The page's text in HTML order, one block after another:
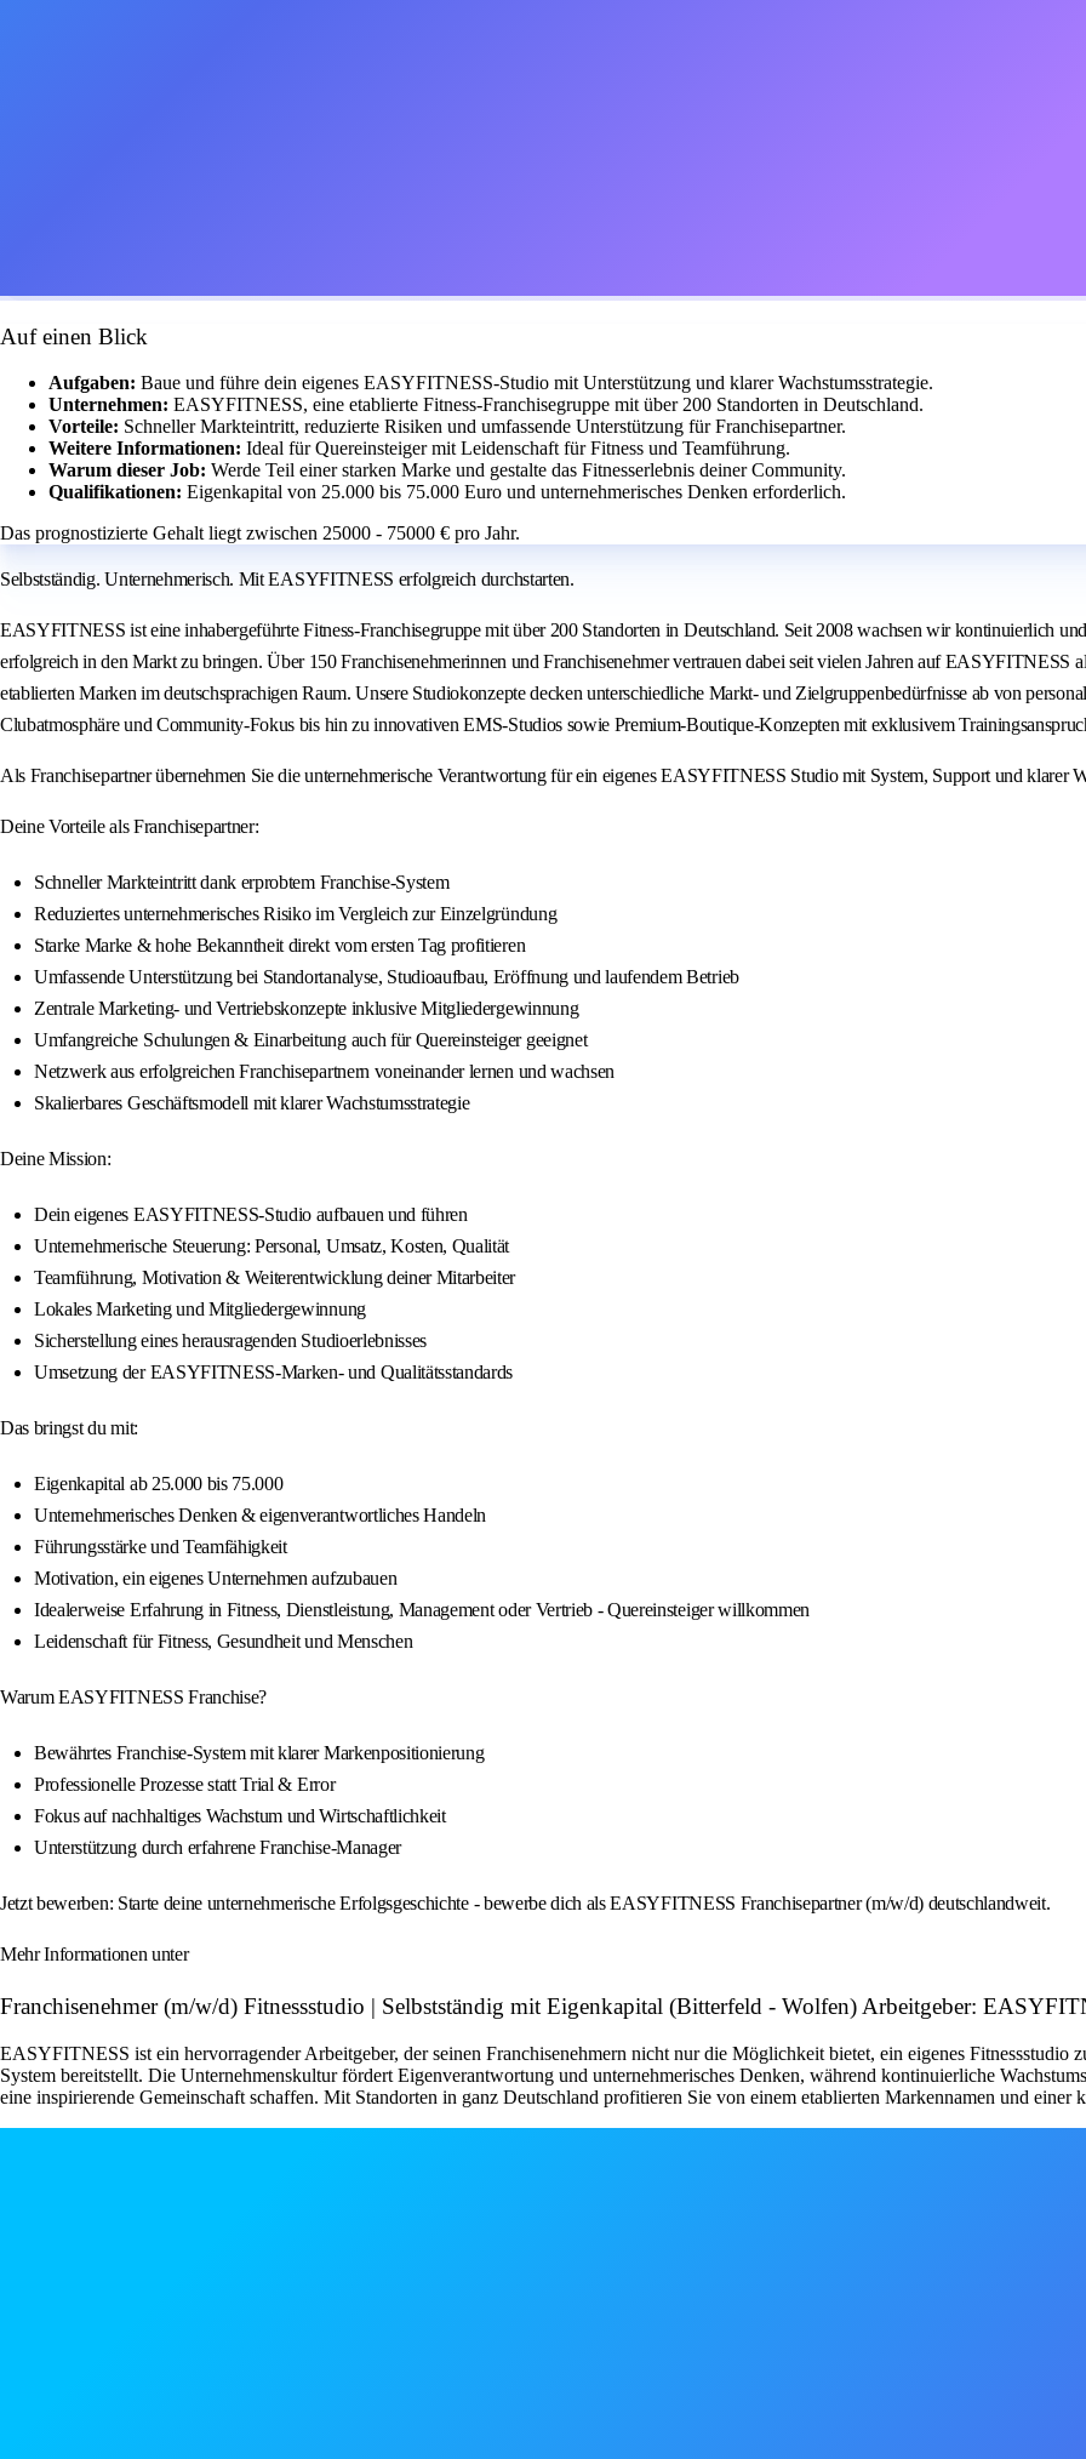
Auf einen Blick
Aufgaben: Baue und führe dein eigenes EASYFITNESS-Studio mit Unterstützung und klarer Wachstumsstrategie.
Unternehmen: EASYFITNESS, eine etablierte Fitness-Franchisegruppe mit über 200 Standorten in Deutschland.
Vorteile: Schneller Markteintritt, reduzierte Risiken und umfassende Unterstützung für Franchisepartner.
Weitere Informationen: Ideal für Quereinsteiger mit Leidenschaft für Fitness und Teamführung.
Warum dieser Job: Werde Teil einer starken Marke und gestalte das Fitnesserlebnis deiner Community.
Qualifikationen: Eigenkapital von 25.000 bis 75.000 Euro und unternehmerisches Denken erforderlich.
Das prognostizierte Gehalt liegt zwischen 25000 - 75000 € pro Jahr.
Selbstständig. Unternehmerisch. Mit EASYFITNESS erfolgreich durchstarten.
EASYFITNESS ist eine inhabergeführte Fitness-Franchisegruppe mit über 200 Standorten in Deutschland. Seit 2008 wachsen wir kontinuierlich
erfolgreich in den Markt zu bringen. Über 150 Franchisenehmerinnen und Franchisenehmer vertrauen dabei seit vielen Jahren auf EASYFITNESS
etablierten Marken im deutschsprachigen Raum. Unsere Studiokonzepte decken unterschiedliche Markt- und Zielgruppenbedürfnisse ab von
Clubatmosphäre und Community-Fokus bis hin zu innovativen EMS-Studios sowie Premium-Boutique-Konzepten mit exklusivem
Als Franchisepartner übernehmen Sie die unternehmerische Verantwortung für ein eigenes EASYFITNESS Studio mit System, Support und klarer
Deine Vorteile als Franchisepartner:
Schneller Markteintritt dank erprobtem Franchise-System
Reduziertes unternehmerisches Risiko im Vergleich zur Einzelgründung
Starke Marke & hohe Bekanntheit direkt vom ersten Tag profitieren
Umfassende Unterstützung bei Standortanalyse, Studioaufbau, Eröffnung und laufendem Betrieb
Zentrale Marketing- und Vertriebskonzepte inklusive Mitgliedergewinnung
Umfangreiche Schulungen & Einarbeitung auch für Quereinsteiger geeignet
Netzwerk aus erfolgreichen Franchisepartnern voneinander lernen und wachsen
Skalierbares Geschäftsmodell mit klarer Wachstumsstrategie
Deine Mission:
Dein eigenes EASYFITNESS-Studio aufbauen und führen
Unternehmerische Steuerung: Personal, Umsatz, Kosten, Qualität
Teamführung, Motivation & Weiterentwicklung deiner Mitarbeiter
Lokales Marketing und Mitgliedergewinnung
Sicherstellung eines herausragenden Studioerlebnisses
Umsetzung der EASYFITNESS-Marken- und Qualitätsstandards
Das bringst du mit:
Eigenkapital ab 25.000 bis 75.000
Unternehmerisches Denken & eigenverantwortliches Handeln
Führungsstärke und Teamfähigkeit
Motivation, ein eigenes Unternehmen aufzubauen
Idealerweise Erfahrung in Fitness, Dienstleistung, Management oder Vertrieb - Quereinsteiger willkommen
Leidenschaft für Fitness, Gesundheit und Menschen
Warum EASYFITNESS Franchise?
Bewährtes Franchise-System mit klarer Markenpositionierung
Professionelle Prozesse statt Trial & Error
Fokus auf nachhaltiges Wachstum und Wirtschaftlichkeit
Unterstützung durch erfahrene Franchise-Manager
Jetzt bewerben: Starte deine unternehmerische Erfolgsgeschichte - bewerbe dich als EASYFITNESS Franchisepartner (m/w/d) deutschlandweit.
Mehr Informationen unter
Franchisenehmer (m/w/d) Fitnessstudio | Selbstständig mit Eigenkapital (Bitterfeld - Wolfen) Arbeitgeber:
EASYFITNESS ist ein hervorragender Arbeitgeber, der seinen Franchisenehmern nicht nur die Möglichkeit bietet, ein eigenes Fitnessstudio
System bereitstellt. Die Unternehmenskultur fördert Eigenverantwortung und unternehmerisches Denken, während kontinuierliche
eine inspirierende Gemeinschaft schaffen. Mit Standorten in ganz Deutschland profitieren Sie von einem etablierten Markennamen und